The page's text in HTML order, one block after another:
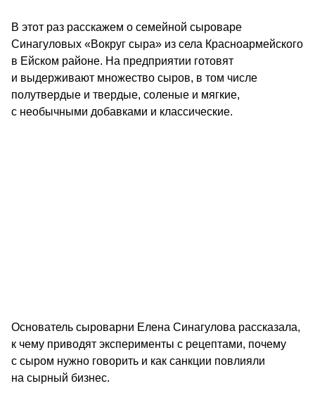
В этот раз расскажем о семейной сыроваре
Синагуловых «Вокруг сыра» из села Красноармейского
в Ейском районе. На предприятии готовят
и выдерживают множество сыров, в том числе
полутвердые и твердые, соленые и мягкие,
с необычными добавками и классические.
Основатель сыроварни Елена Синагулова рассказала,
к чему приводят эксперименты с рецептами, почему
с сыром нужно говорить и как санкции повлияли
на сырный бизнес.